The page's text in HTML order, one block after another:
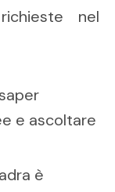
nel
e ascoltare
è